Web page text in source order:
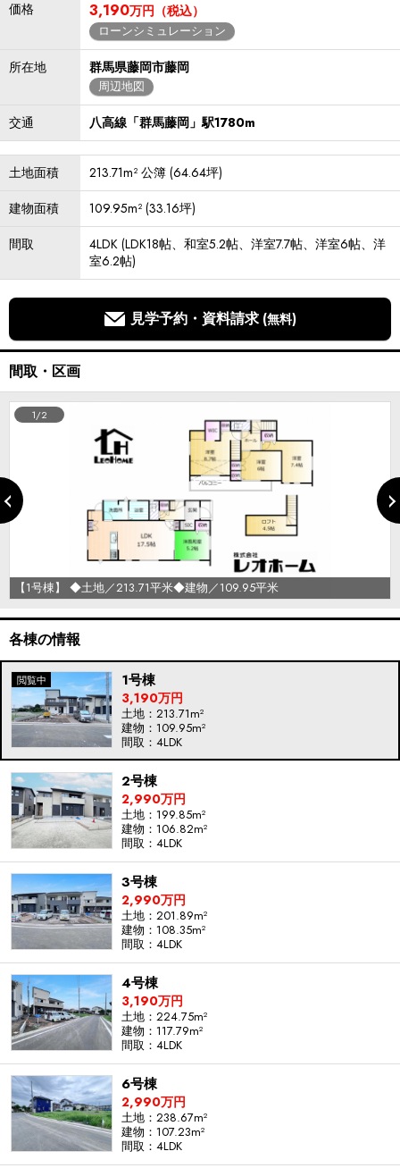
価格 3,190万円（税込）
ローンシミュレーション
所在地 群馬県藤岡市藤岡
周辺地図
交通 八高線「群馬藤岡」駅1780m
土地面積
213.71m² 公簿 (64.64坪)
建物面積
109.95m² (33.16坪)
間取
4LDK (LDK18帖、和室5.2帖、洋室7.7帖、洋室6帖、洋
室6.2帖)
見学予約・資料請求 (無料)
間取・区画
【1号棟】 ◆土地／213.71平米◆建物／109.95平米
1/2
各棟の情報
1号棟
3,190万円
土地：213.71m²
建物：109.95m²
間取：4LDK
2号棟
2,990万円
土地：199.85m²
建物：106.82m²
間取：4LDK
3号棟
2,990万円
土地：201.89m²
建物：108.35m²
間取：4LDK
4号棟
3,190万円
土地：224.75m²
建物：117.79m²
間取：4LDK
6号棟
2,990万円
土地：238.67m²
建物：107.23m²
間取：4LDK